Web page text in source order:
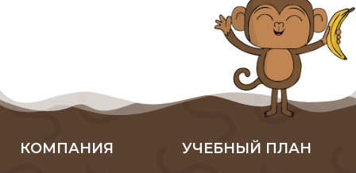
КОМПАНИЯ УЧЕБНЫЙ ПЛАН